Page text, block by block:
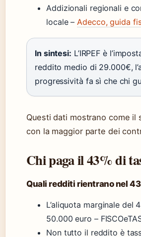
Addizionali regionali e
locale –Adecco, guida
In sintesi: L’IRPEF è
reddito medio di 29.000€,
progressività fa sì che chi
Questi dati mostrano come
con la maggior parte dei
Chi paga il 43% di
Quali redditi rientrano nel
L’aliquota marginale
50.000 euro –
Non tutto il reddito è